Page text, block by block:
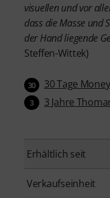
visuellen und vor
dass die Masse und
der Hand liegende
Steffen-Wittek)
30 30 Tage
3 3 Jahre
Erhältlich seit
Verkaufseinheit